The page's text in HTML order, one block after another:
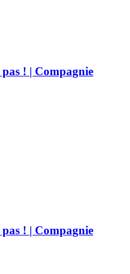
! | Compagnie
! | Compagnie